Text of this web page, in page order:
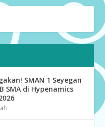
SMAN 1 Seyegan
SMA di Hypenamics